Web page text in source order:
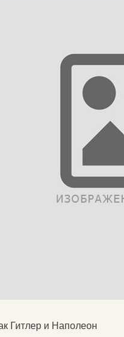
Гитлер и Наполеон